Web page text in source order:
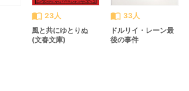
import_contacts 23人
風と共にゆとりぬ
(文春文庫)
import_contacts 33人
ドルリイ・レーン最
後の事件